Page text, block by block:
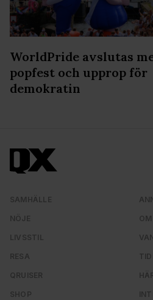
WorldPride avslutas
popfest och upprop för
demokratin
SAMHÄLLE
NÖJE
LIVSSTIL
RESA
QRUISER
SHOP